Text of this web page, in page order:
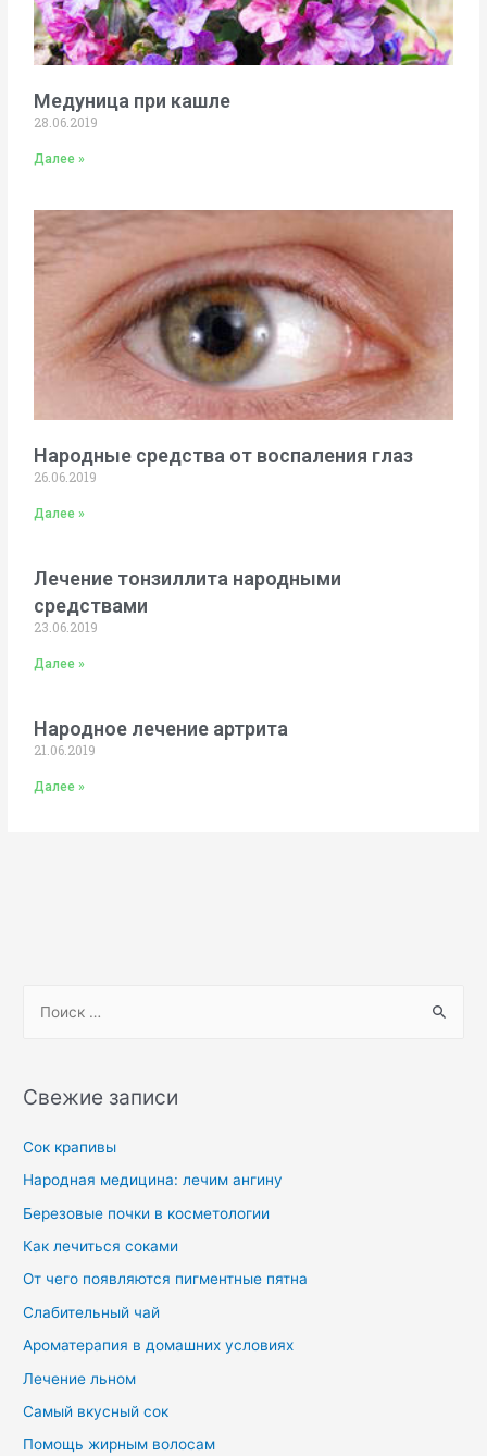
Медуница при кашле
28.06.2019
Далее »
Народные средства от воспаления глаз
26.06.2019
Далее »
Лечение тонзиллита народными
средствами
23.06.2019
Далее »
Народное лечение артрита
21.06.2019
Далее »
Свежие записи
Сок крапивы
Народная медицина: лечим ангину
Березовые почки в косметологии
Как лечиться соками
От чего появляются пигментные пятна
Слабительный чай
Ароматерапия в домашних условиях
Лечение льном
Самый вкусный сок
Помощь жирным волосам